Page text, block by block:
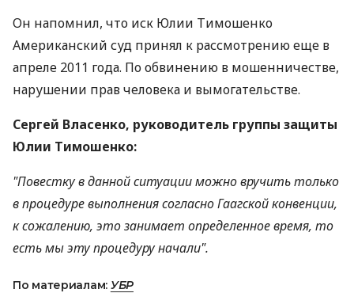
Он напомнил, что иск Юлии Тимошенко
Американский суд принял к рассмотрению еще в
апреле 2011 года. По обвинению в мошенничестве,
нарушении прав человека и вымогательстве.
Сергей Власенко, руководитель группы защиты
Юлии Тимошенко:
"Повестку в данной ситуации можно вручить только
в процедуре выполнения согласно Гаагской конвенции,
к сожалению, это занимает определенное время, то
есть мы эту процедуру начали".
По материалам: УБР